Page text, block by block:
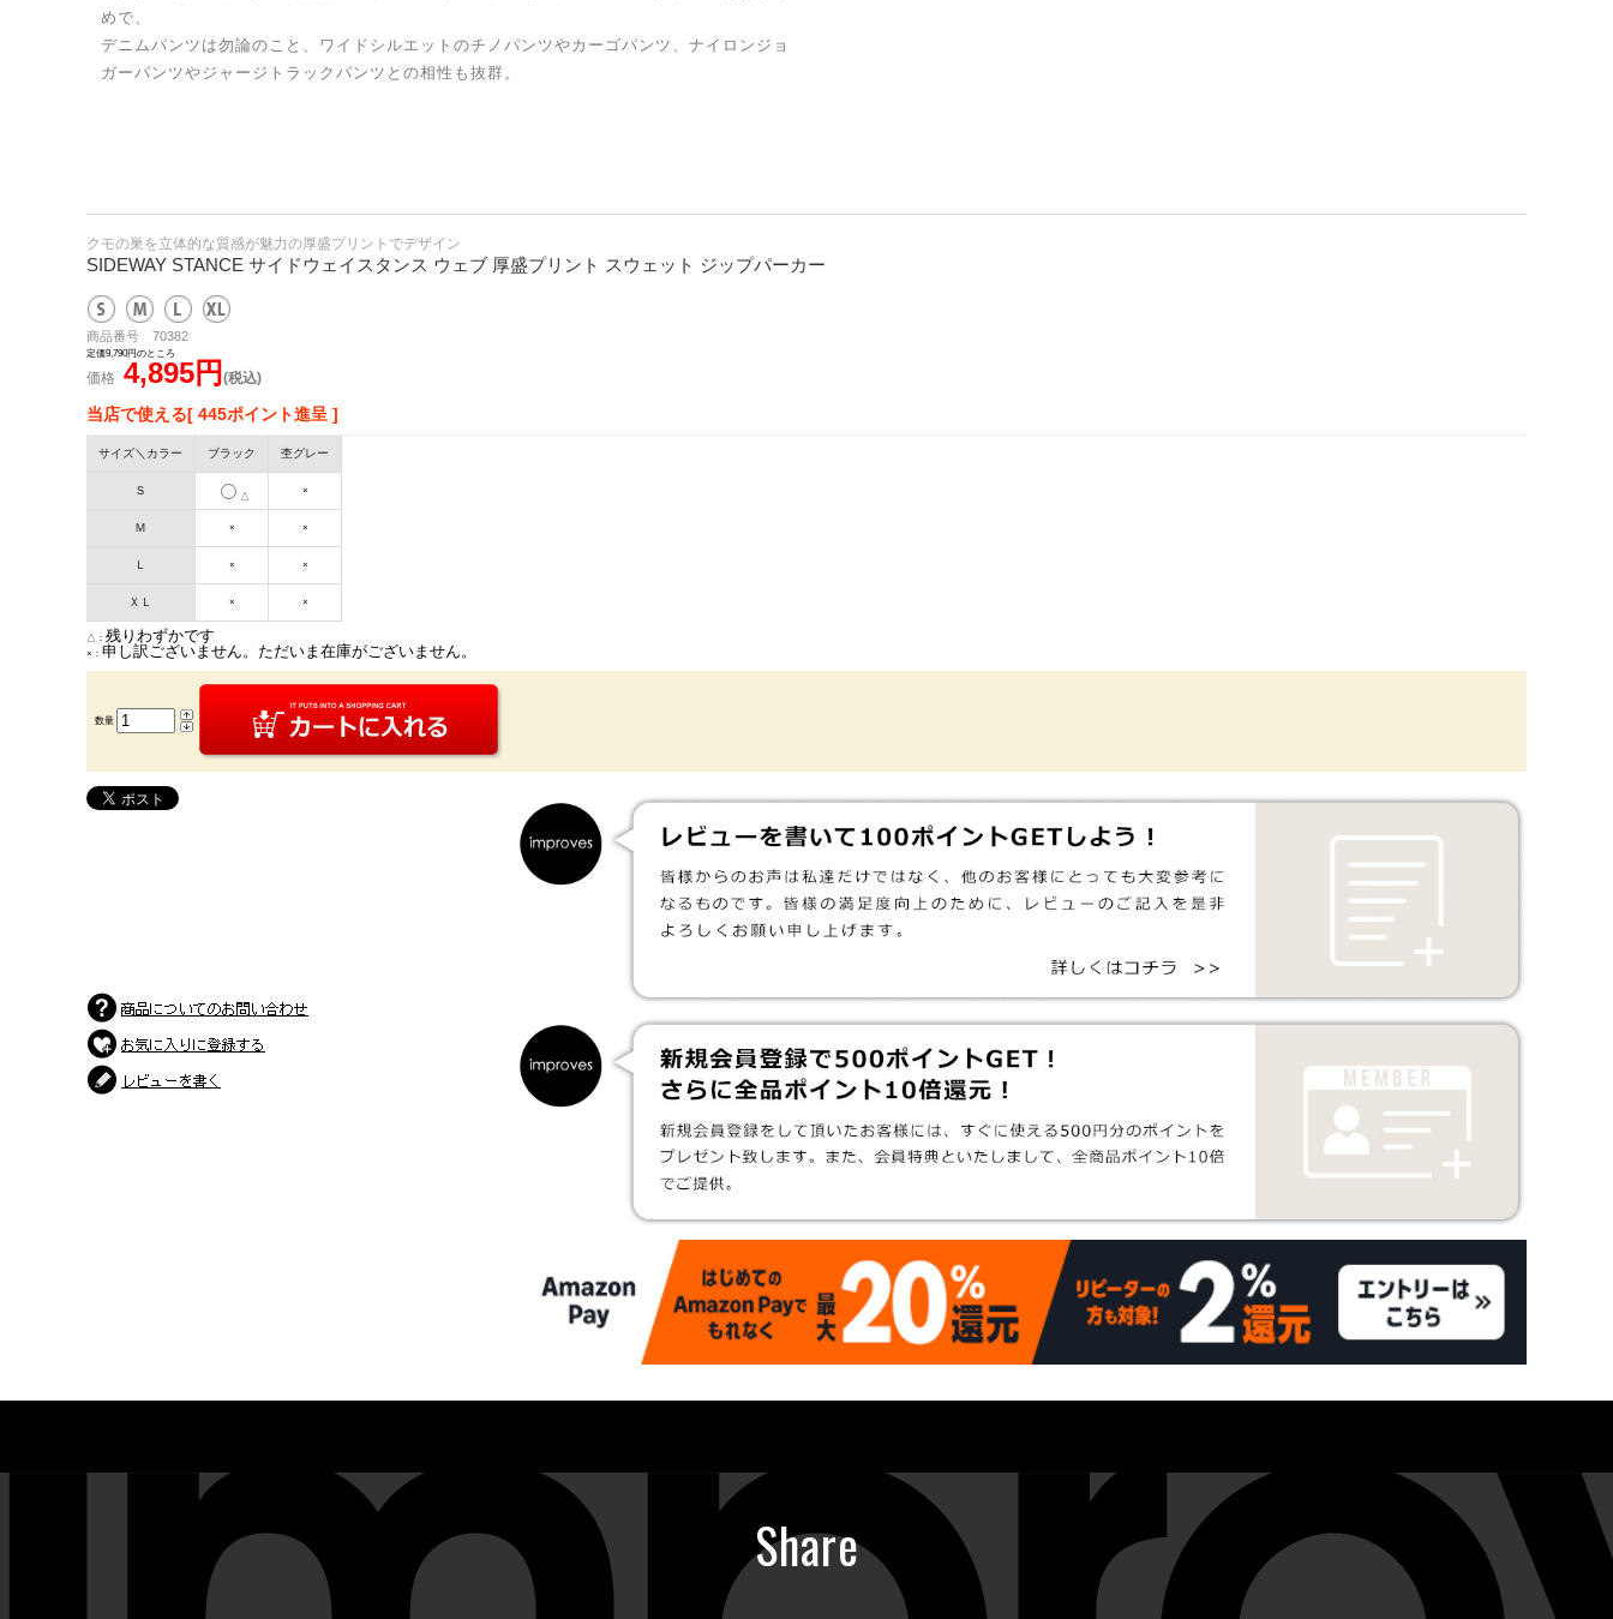
めで、
デニムパンツは勿論のこと、ワイドシルエットのチノパンツやカーゴパンツ、ナイロンジョ
ガーパンツやジャージトラックパンツとの相性も抜群。
クモの巣を立体的な質感が魅力の厚盛プリントでデザイン
SIDEWAY STANCE サイドウェイスタンス ウェブ 厚盛プリント スウェット ジップパーカー
商品番号 70382
定価9,790円のところ
価格 4,895円 (税込)
当店で使える[ 445ポイント進呈 ]
サイズ＼カラー ブラック 杢グレー
Ｓ △
×
Ｍ × ×
Ｌ × ×
ＸＬ × ×
△： 残りわずかです
×： 申し訳ございません。ただいま在庫がございません。
数量
Share